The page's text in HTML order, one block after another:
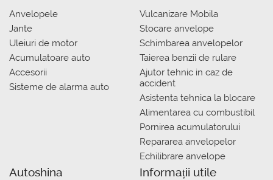
Anvelopele
Jante
Uleiuri de motor
Acumulatoare auto
Accesorii
Sisteme de alarma auto
Vulcanizare Mobila
Stocare anvelope
Schimbarea anvelopelor
Taierea benzii de rulare
Ajutor tehnic in caz de
accident
Asistenta tehnica la blocare
Alimentarea cu combustibil
Pornirea acumulatorului
Repararea anvelopelor
Echilibrare anvelope
Autoshina Informații utile